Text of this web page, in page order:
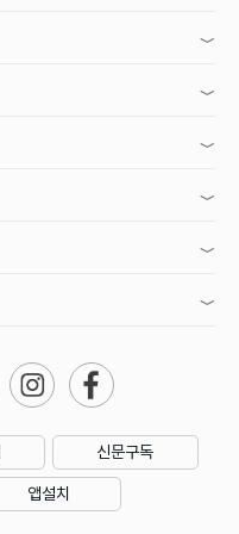
신문구독
앱설치